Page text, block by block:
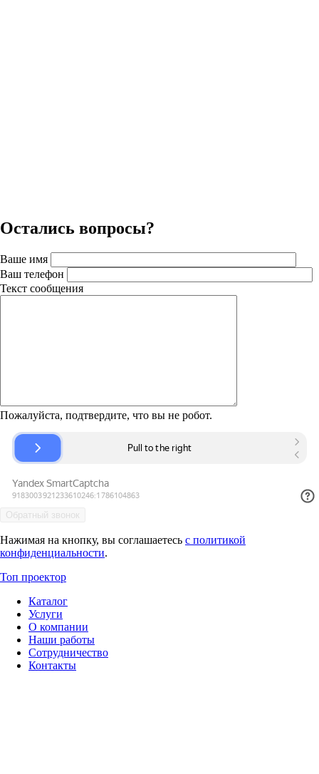
Остались вопросы?
Ваше имя
Ваш телефон
Текст сообщения
Пожалуйста, подтвердите, что вы не робот.
Нажимая на кнопку, вы соглашаетесь с политикой
конфиденциальности.
Топ проектор
Каталог
Услуги
О компании
Наши работы
Сотрудничество
Контакты